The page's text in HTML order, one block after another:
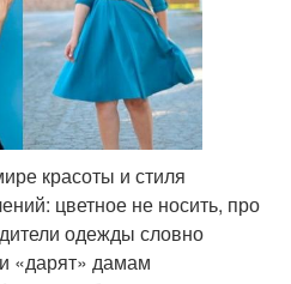
Уличная мода
Гардероб для женщины
красоты и стиля
цветное не носить, про
одежды словно
«дарят» дамам